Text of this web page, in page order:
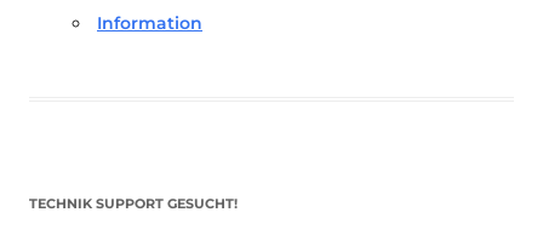
Information
TECHNIK SUPPORT GESUCHT!